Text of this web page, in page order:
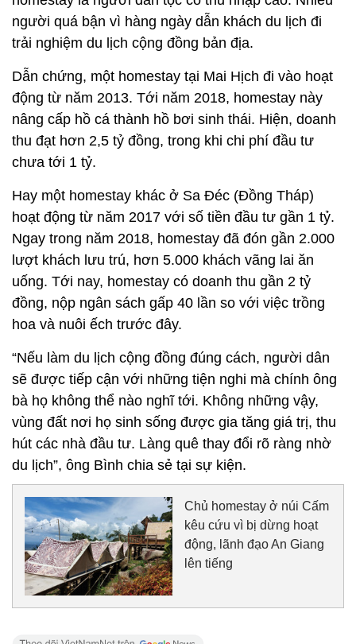
người quá bận vì hàng ngày dẫn khách du lịch đi
trải nghiệm du lịch cộng đồng bản địa.
Dẫn chứng, một homestay tại Mai Hịch đi vào hoạt
động từ năm 2013. Tới năm 2018, homestay này
nâng cấp hồ cá thành hồ bơi sinh thái. Hiện, doanh
thu đạt hơn 2,5 tỷ đồng, trong khi chi phí đầu tư
chưa tới 1 tỷ.
Hay một homestay khác ở Sa Đéc (Đồng Tháp)
hoạt động từ năm 2017 với số tiền đầu tư gần 1 tỷ.
Ngay trong năm 2018, homestay đã đón gần 2.000
lượt khách lưu trú, hơn 5.000 khách vãng lai ăn
uống. Tới nay, homestay có doanh thu gần 2 tỷ
đồng, nộp ngân sách gấp 40 lần so với việc trồng
hoa và nuôi ếch trước đây.
“Nếu làm du lịch cộng đồng đúng cách, người dân
sẽ được tiếp cận với những tiện nghi mà chính ông
bà họ không thể nào nghĩ tới. Không những vậy,
vùng đất nơi họ sinh sống được gia tăng giá trị, thu
hút các nhà đầu tư. Làng quê thay đổi rõ ràng nhờ
du lịch”, ông Bình chia sẻ tại sự kiện.
Chủ homestay ở núi Cấm
kêu cứu vì bị dừng hoạt
động, lãnh đạo An Giang
lên tiếng